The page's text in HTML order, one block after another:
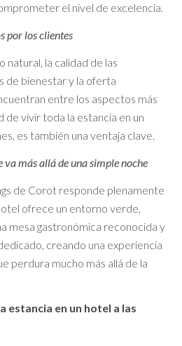
el nivel de excelencia.
por los clientes
natural, la calidad de las
de bienestar y la oferta
entre los aspectos más
de vivir toda la estancia en un
es también una ventaja clave.
más allá de una simple noche
de Corot responde plenamente
ofrece un entorno verde,
mesa gastronómica reconocida y
creando una experiencia
perdura mucho más allá de la
estancia en un hotel a las